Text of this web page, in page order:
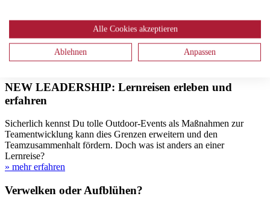
Wie kann man schnell und zuverlässig den/die passende/n CoachIn
finden? Welche positiven Effekte kann erfolgreiches Coaching
haben? Wir haben hilfreiche Tipps für Sie zusammengetragen.
» mehr erfahren
NEW LEADERSHIP: Lernreisen erleben und
erfahren
Sicherlich kennst Du tolle Outdoor-Events als Maßnahmen zur
Teamentwicklung kann dies Grenzen erweitern und den
Teamzusammenhalt fördern. Doch was ist anders an einer
Lernreise?
» mehr erfahren
Verwelken oder Aufblühen?
Alle Cookies akzeptieren
Ablehnen Anpassen